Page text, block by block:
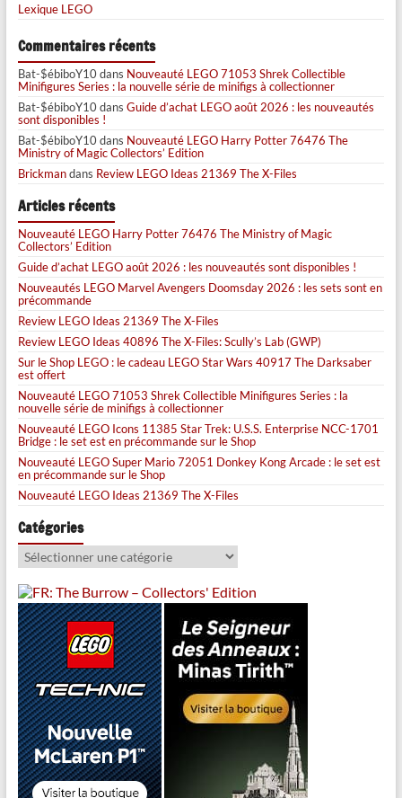
Lexique LEGO
Commentaires récents
Bat-$ébiboY10dans Nouveauté LEGO 71053 Shrek Collectible
Minifigures Series : la nouvelle série de minifigs à collectionner
Bat-$ébiboY10dans Guide d’achat LEGO août 2026 : les nouveautés
sont disponibles !
Bat-$ébiboY10dans Nouveauté LEGO Harry Potter 76476 The
Ministry of Magic Collectors’ Edition
Brickmandans Review LEGO Ideas 21369 The X-Files
Articles récents
Nouveauté LEGO Harry Potter 76476 The Ministry of Magic
Collectors’ Edition
Guide d’achat LEGO août 2026 : les nouveautés sont disponibles !
Nouveautés LEGO Marvel Avengers Doomsday 2026 : les sets sont en
précommande
Review LEGO Ideas 21369 The X-Files
Review LEGO Ideas 40896 The X-Files: Scully’s Lab (GWP)
Sur le Shop LEGO : le cadeau LEGO Star Wars 40917 The Darksaber
est offert
Nouveauté LEGO 71053 Shrek Collectible Minifigures Series : la
nouvelle série de minifigs à collectionner
Nouveauté LEGO Icons 11385 Star Trek: U.S.S. Enterprise NCC-1701
Bridge : le set est en précommande sur le Shop
Nouveauté LEGO Super Mario 72051 Donkey Kong Arcade : le set est
en précommande sur le Shop
Nouveauté LEGO Ideas 21369 The X-Files
Catégories
Catégories